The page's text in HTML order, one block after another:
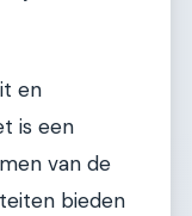
en
is een
van de
bieden